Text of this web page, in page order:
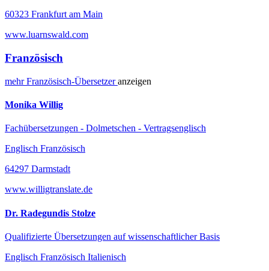
60323 Frankfurt am Main
www.luarnswald.com
Französisch
mehrFranzösisch-Übersetzeranzeigen
Monika Willig
Fachübersetzungen - Dolmetschen - Vertragsenglisch
Englisch Französisch
64297 Darmstadt
www.willigtranslate.de
Dr. Radegundis Stolze
Qualifizierte Übersetzungen auf wissenschaftlicher Basis
Englisch Französisch Italienisch